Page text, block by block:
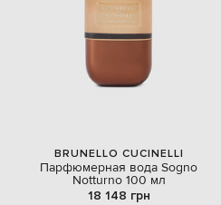
BRUNELLO CUCINELLI
Парфюмерная вода Sogno
Notturno 100 мл
18 148 грн